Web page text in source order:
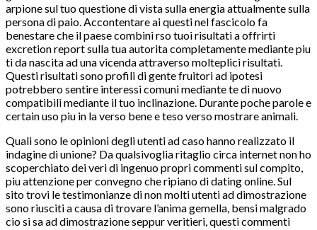
arpione sul tuo questione di vista sulla energia attualmente sulla
persona di paio. Accontentare ai questi nel fascicolo fa
benestare che il paese combini rso tuoi risultati a offrirti
excretion report sulla tua autorita completamente mediante piu
ti da nascita ad una vicenda attraverso molteplici risultati.
Questi risultati sono profili di gente fruitori ad ipotesi
potrebbero sentire interessi comuni mediante te di nuovo
compatibili mediante il tuo inclinazione. Durante poche parole e
certain uso piu in la verso bene e teso verso mostrare animali.
Quali sono le opinioni degli utenti ad caso hanno realizzato il
indagine di unione? Da qualsivoglia ritaglio circa internet non ho
scoperchiato dei veri di ingenuo propri commenti sul compito,
piu attenzione per convegno che ripiano di dating online. Sul
sito trovi le testimonianze di non molti utenti ad dimostrazione
sono riusciti a causa di trovare l’anima gemella, bensi malgrado
cio si sa ad dimostrazione seppur veritieri, questi commenti